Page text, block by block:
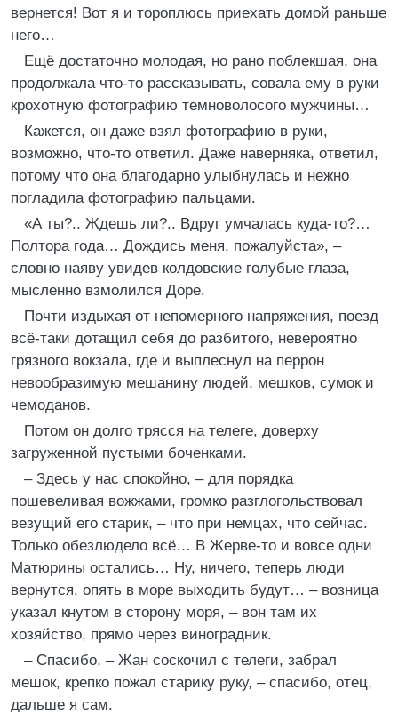
вернется! Вот я и тороплюсь приехать домой раньше
него…
Ещё достаточно молодая, но рано поблекшая, она
продолжала что-то рассказывать, совала ему в руки
крохотную фотографию темноволосого мужчины…
Кажется, он даже взял фотографию в руки,
возможно, что-то ответил. Даже наверняка, ответил,
потому что она благодарно улыбнулась и нежно
погладила фотографию пальцами.
«А ты?.. Ждешь ли?.. Вдруг умчалась куда-то?…
Полтора года… Дождись меня, пожалуйста», –
словно наяву увидев колдовские голубые глаза,
мысленно взмолился Доре.
Почти издыхая от непомерного напряжения, поезд
всё-таки дотащил себя до разбитого, невероятно
грязного вокзала, где и выплеснул на перрон
невообразимую мешанину людей, мешков, сумок и
чемоданов.
Потом он долго трясся на телеге, доверху
загруженной пустыми боченками.
– Здесь у нас спокойно, – для порядка
пошевеливая вожжами, громко разглогольствовал
везущий его старик, – что при немцах, что сейчас.
Только обезлюдело всё… В Жерве-то и вовсе одни
Матюрины остались… Ну, ничего, теперь люди
вернутся, опять в море выходить будут… – возница
указал кнутом в сторону моря, – вон там их
хозяйство, прямо через виноградник.
– Спасибо, – Жан соскочил с телеги, забрал
мешок, крепко пожал старику руку, – спасибо, отец,
дальше я сам.